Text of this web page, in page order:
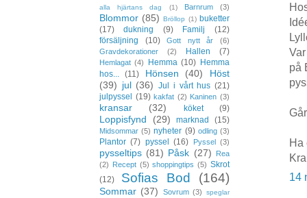
på
Ha
14
alla hjärtans dag (1) Barnrum (3)
Blommor (85) Bröllop (1) buketter
(17)
dukning (9) Familj
(12)
försäljning
(10) Gott nytt år
(6)
Gravdekorationer
(2) Hallen (7)
Hemlagat (4) Hemma (10) Hemma
hos...
(11) Hönsen (40)
Höst
(39) jul (36) Jul i vårt hus (21)
julpyssel
(19) kakfat (2) Kaninen (3)
kransar (32) köket (9)
Loppisfynd (29) marknad (15)
Midsommar (5) nyheter (9) odling (3)
Plantor (7) pyssel (16) Pyssel (3)
pysseltips (81) Påsk (27)
Rea
(2) Recept (5) shoppingtips (5) Skrot
(12)
Sofias Bod (164)
Sommar (37) Sovrum (3)
speglar